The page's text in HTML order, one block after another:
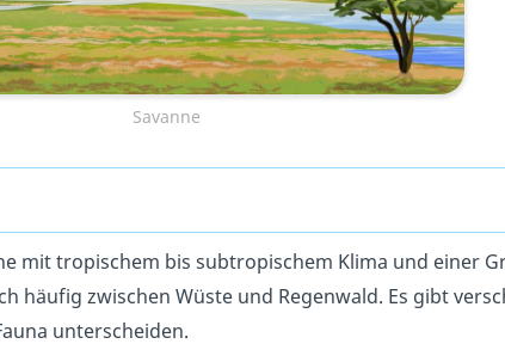
Savanne
mit tropischem bis subtropischem Klima und einer
häufig zwischen Wüste und Regenwald. Es gibt
unterscheiden.